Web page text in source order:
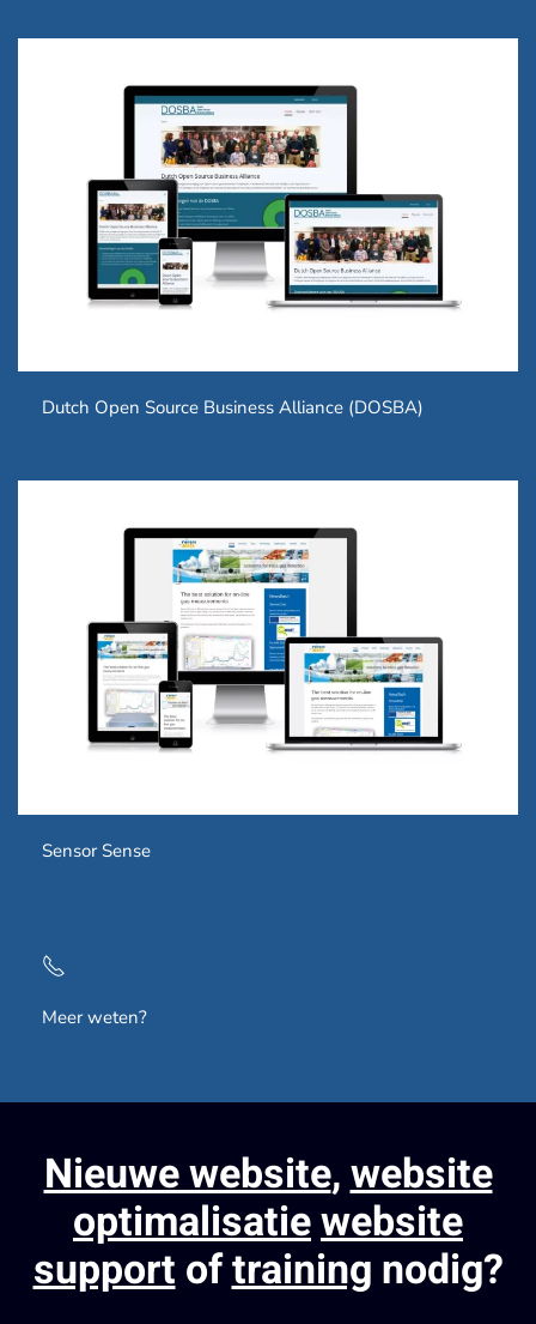
Dutch Open Source Business Alliance (DOSBA)
Sensor Sense
Meer weten?
Nieuwe website,website
optimalisatiewebsite
supportoftraining nodig?